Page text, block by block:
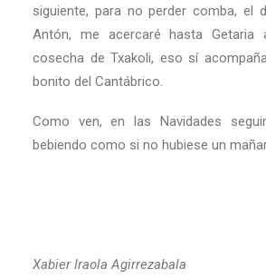
siguiente, para no perder comba, el
Antón, me acercaré hasta Getaria
cosecha de Txakoli, eso sí
bonito del Cantábrico.
Como ven, en las Navidades
bebiendo como si no hubiese un
Xabier Iraola Agirrezabala